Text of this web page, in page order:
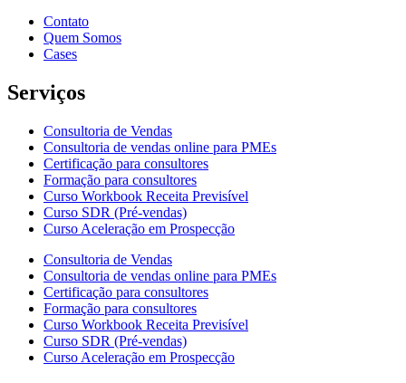
Contato
Quem Somos
Cases
Serviços
Consultoria de Vendas
Consultoria de vendas online para PMEs
Certificação para consultores
Formação para consultores
Curso Workbook Receita Previsível
Curso SDR (Pré-vendas)
Curso Aceleração em Prospecção
Consultoria de Vendas
Consultoria de vendas online para PMEs
Certificação para consultores
Formação para consultores
Curso Workbook Receita Previsível
Curso SDR (Pré-vendas)
Curso Aceleração em Prospecção